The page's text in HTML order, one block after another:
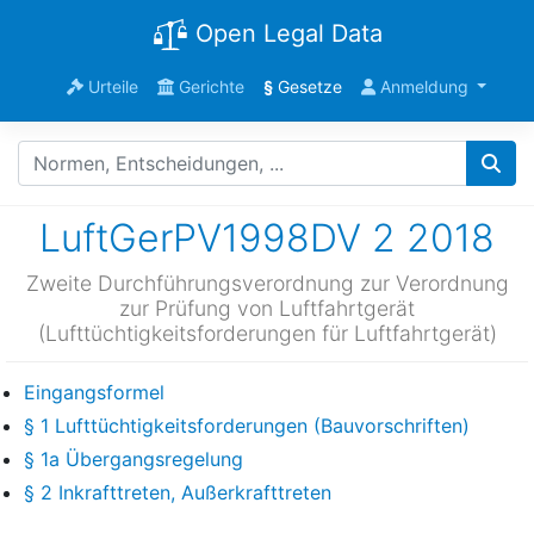
Open Legal Data
Urteile Gerichte §Gesetze Anmeldung
LuftGerPV1998DV 2 2018
Zweite Durchführungsverordnung zur Verordnung
zur Prüfung von Luftfahrtgerät
(Lufttüchtigkeitsforderungen für Luftfahrtgerät)
Eingangsformel
§ 1 Lufttüchtigkeitsforderungen (Bauvorschriften)
§ 1a Übergangsregelung
§ 2 Inkrafttreten, Außerkrafttreten